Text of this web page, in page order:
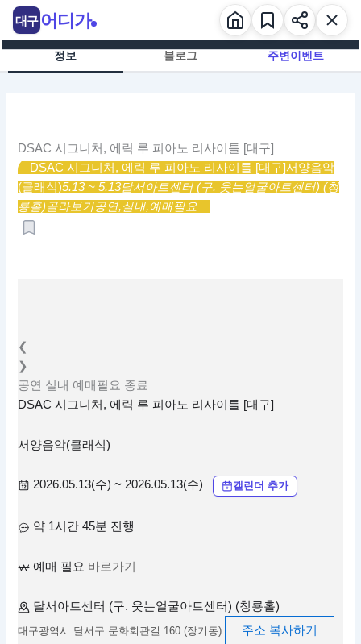
츠
정보 블로그 주변이벤트
DSAC 시그니처, 에릭 루 피아노 리사이틀 [대구]
DSAC 시그니처, 에릭 루 피아노 리사이틀 [대구]서양음악
(클래식)5.13 ~ 5.13달서아트센터 (구. 웃는얼굴아트센터) (청
룡홀)골라보기공연,실내,예매필요
❮
❯
공연 실내 예매필요 종료
DSAC 시그니처, 에릭 루 피아노 리사이틀 [대구]
서양음악(클래식)
2026.05.13(수) ~ 2026.05.13(수) 캘린더 추가
약 1시간 45분 진행
예매 필요 바로가기
달서아트센터 (구. 웃는얼굴아트센터) (청룡홀)
대구광역시 달서구 문화회관길 160 (장기동) 주소 복사하기
대구 어디가